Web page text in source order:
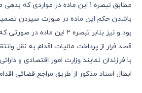
مطابق تبصره ١ این ماده در مواردی
باشدن حکم این ماده در صورت سپردن
بود و نیز بنابر تبصره ٢ این
قصد فرار از پرداخت مالیات اقدام به نقل
با فرزندان نمایند وزارت امور اقتصادی و
ابطال اسناد مذکور از طریق مراجع قضائی